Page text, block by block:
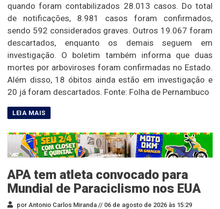
quando foram contabilizados 28.013 casos. Do total
de notificações, 8.981 casos foram confirmados,
sendo 592 considerados graves. Outros 19.067 foram
descartados, enquanto os demais seguem em
investigação. O boletim também informa que duas
mortes por arboviroses foram confirmadas no Estado.
Além disso, 18 óbitos ainda estão em investigação e
20 já foram descartados. Fonte: Folha de Pernambuco
APA tem atleta convocado para
Mundial de Paraciclismo nos EUA
por Antonio Carlos Miranda // 06 de agosto de 2026 às 15:29